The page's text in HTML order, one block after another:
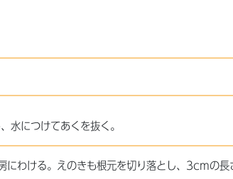
水につけてあくを抜く。
にわける。えのきも根元を切り落とし、3cmの